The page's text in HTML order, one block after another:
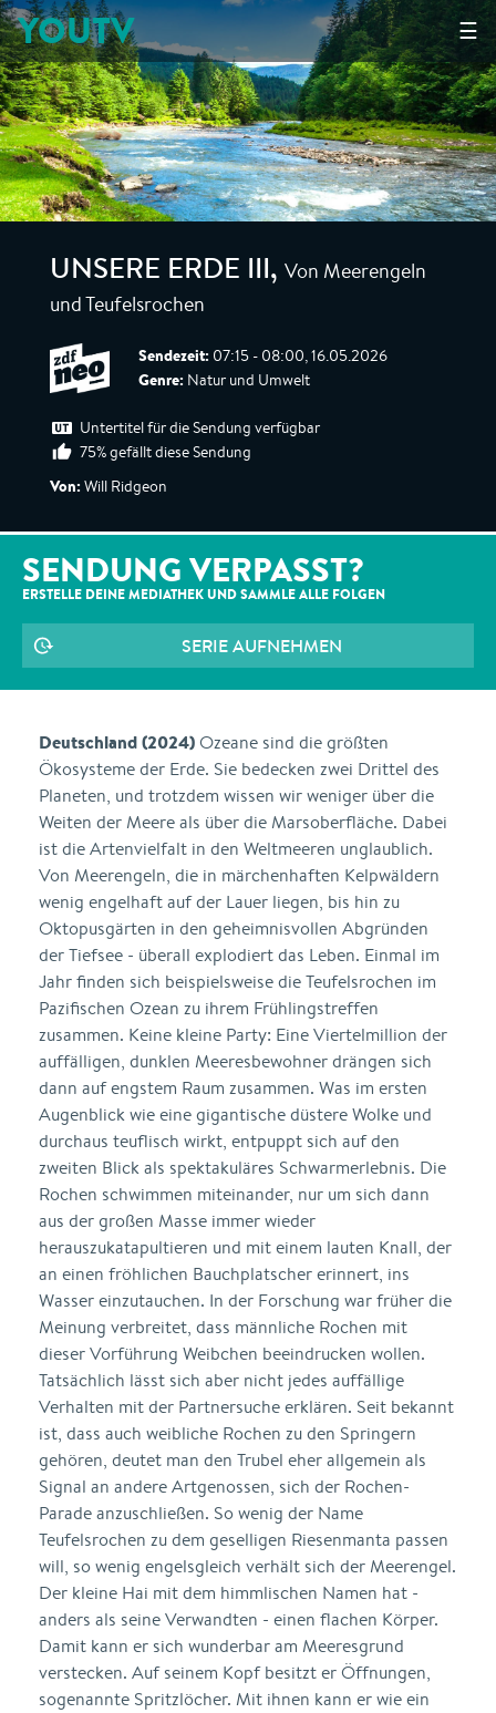
☰
YOUTV
UNSERE ERDE III, Von Meerengeln
und Teufelsrochen
Sendezeit: 07:15 - 08:00, 16.05.2026
Genre: Natur und Umwelt
Untertitel für die Sendung verfügbar
75% gefällt diese Sendung
Von: Will Ridgeon
SENDUNG VERPASST?
ERSTELLE DEINE MEDIATHEK UND SAMMLE ALLE FOLGEN
SERIE AUFNEHMEN
Deutschland (2024)Ozeane sind die größten
Ökosysteme der Erde. Sie bedecken zwei Drittel des
Planeten, und trotzdem wissen wir weniger über die
Weiten der Meere als über die Marsoberfläche. Dabei
ist die Artenvielfalt in den Weltmeeren unglaublich.
Von Meerengeln, die in märchenhaften Kelpwäldern
wenig engelhaft auf der Lauer liegen, bis hin zu
Oktopusgärten in den geheimnisvollen Abgründen
der Tiefsee - überall explodiert das Leben. Einmal im
Jahr finden sich beispielsweise die Teufelsrochen im
Pazifischen Ozean zu ihrem Frühlingstreffen
zusammen. Keine kleine Party: Eine Viertelmillion der
auffälligen, dunklen Meeresbewohner drängen sich
dann auf engstem Raum zusammen. Was im ersten
Augenblick wie eine gigantische düstere Wolke und
durchaus teuflisch wirkt, entpuppt sich auf den
zweiten Blick als spektakuläres Schwarmerlebnis. Die
Rochen schwimmen miteinander, nur um sich dann
aus der großen Masse immer wieder
herauszukatapultieren und mit einem lauten Knall, der
an einen fröhlichen Bauchplatscher erinnert, ins
Wasser einzutauchen. In der Forschung war früher die
Meinung verbreitet, dass männliche Rochen mit
dieser Vorführung Weibchen beeindrucken wollen.
Tatsächlich lässt sich aber nicht jedes auffällige
Verhalten mit der Partnersuche erklären. Seit bekannt
ist, dass auch weibliche Rochen zu den Springern
gehören, deutet man den Trubel eher allgemein als
Signal an andere Artgenossen, sich der Rochen-
Parade anzuschließen. So wenig der Name
Teufelsrochen zu dem geselligen Riesenmanta passen
will, so wenig engelsgleich verhält sich der Meerengel.
Der kleine Hai mit dem himmlischen Namen hat -
anders als seine Verwandten - einen flachen Körper.
Damit kann er sich wunderbar am Meeresgrund
verstecken. Auf seinem Kopf besitzt er Öffnungen,
sogenannte Spritzlöcher. Mit ihnen kann er wie ein